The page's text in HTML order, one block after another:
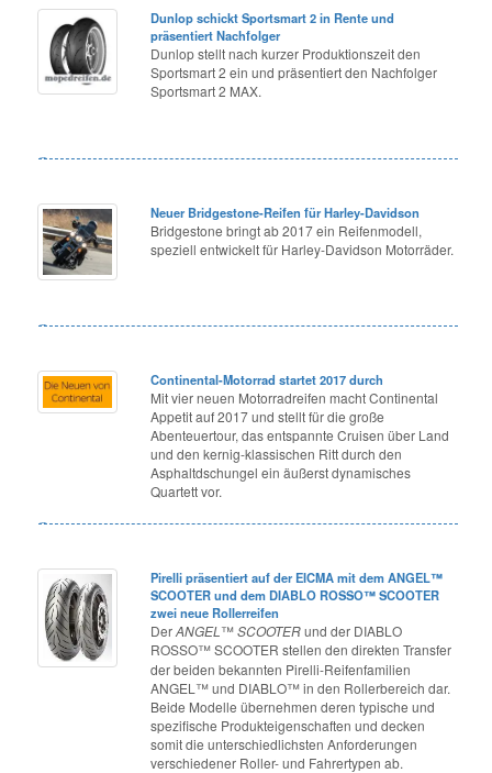
Dunlop schickt Sportsmart 2 in Rente und
präsentiert Nachfolger
Dunlop stellt nach kurzer Produktionszeit den
Sportsmart 2 ein und präsentiert den Nachfolger
Sportsmart 2 MAX.
Neuer Bridgestone-Reifen für Harley-Davidson
Bridgestone bringt ab 2017 ein Reifenmodell,
speziell entwickelt für Harley-Davidson Motorräder.
Continental-Motorrad startet 2017 durch
Mit vier neuen Motorradreifen macht Continental
Appetit auf 2017 und stellt für die große
Abenteuertour, das entspannte Cruisen über Land
und den kernig-klassischen Ritt durch den
Asphaltdschungel ein äußerst dynamisches
Quartett vor.
Pirelli präsentiert auf der EICMA mit dem ANGEL™
SCOOTER und dem DIABLO ROSSO™ SCOOTER
zwei neue Rollerreifen
DerANGEL ™SCOOTERund der DIABLO
ROSSO™ SCOOTER stellen den direkten Transfer
der beiden bekannten Pirelli-Reifenfamilien
ANGEL™ und DIABLO™ in den Rollerbereich dar.
Beide Modelle übernehmen deren typische und
spezifische Produkteigenschaften und decken
somit die unterschiedlichsten Anforderungen
verschiedener Roller- und Fahrertypen ab.